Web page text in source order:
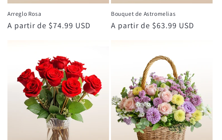
Arreglo Rosa
Precio
A partir de $74.99 USD
Bouquet de Astromelias
Precio
A partir de $63.99 USD